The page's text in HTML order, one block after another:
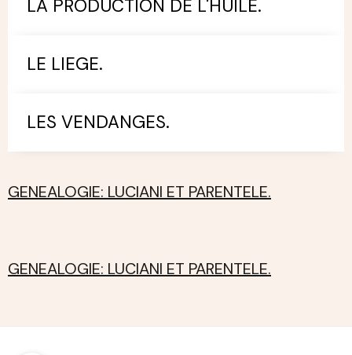
LA PRODUCTION DE L'HUILE.
LE LIEGE.
LES VENDANGES.
GENEALOGIE: LUCIANI ET PARENTELE.
GENEALOGIE: LUCIANI ET PARENTELE.